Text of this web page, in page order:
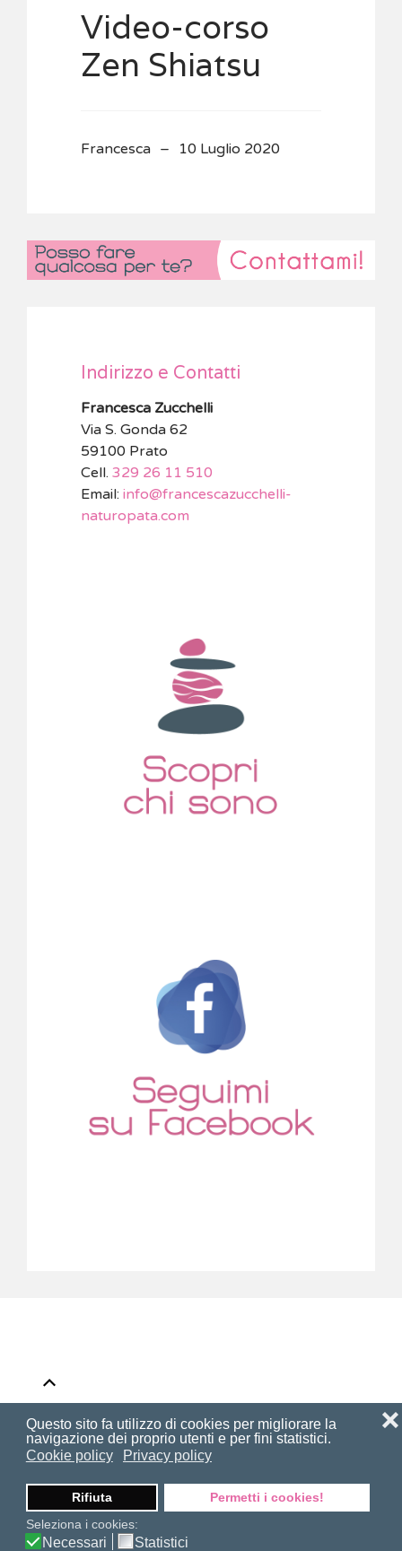
Questo sito fa utilizzo di cookies per migliorare la
navigazione dei proprio utenti e per fini statistici.
Cookie policy
Privacy policy
Rifiuta Permetti i cookies!
❌
Seleziona i cookies:
Necessari Statistici
Video-corso
Zen Shiatsu
Francesca 10 Luglio 2020
Indirizzo e Contatti
Francesca Zucchelli
Via S. Gonda 62
59100 Prato
Cell. 329 26 11 510
Email: info@francescazucchelli-
naturopata.com
Privacy & Cookie Policy
Contatti
Powered byStudio Hamelin - Grafica &